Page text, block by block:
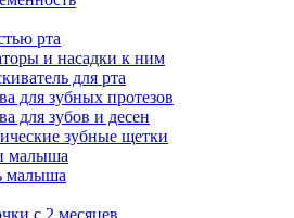
рта
и насадки к ним
для рта
для зубных протезов
для зубов и десен
зубные щетки
малыша
малыша
с 2 месяцев